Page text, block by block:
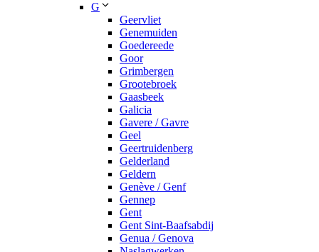
G
Geervliet
Genemuiden
Goedereede
Goor
Grimbergen
Grootebroek
Gaasbeek
Galicia
Gavere / Gavre
Geel
Geertruidenberg
Gelderland
Geldern
Genève / Genf
Gennep
Gent
Gent Sint-Baafsabdij
Genua / Genova